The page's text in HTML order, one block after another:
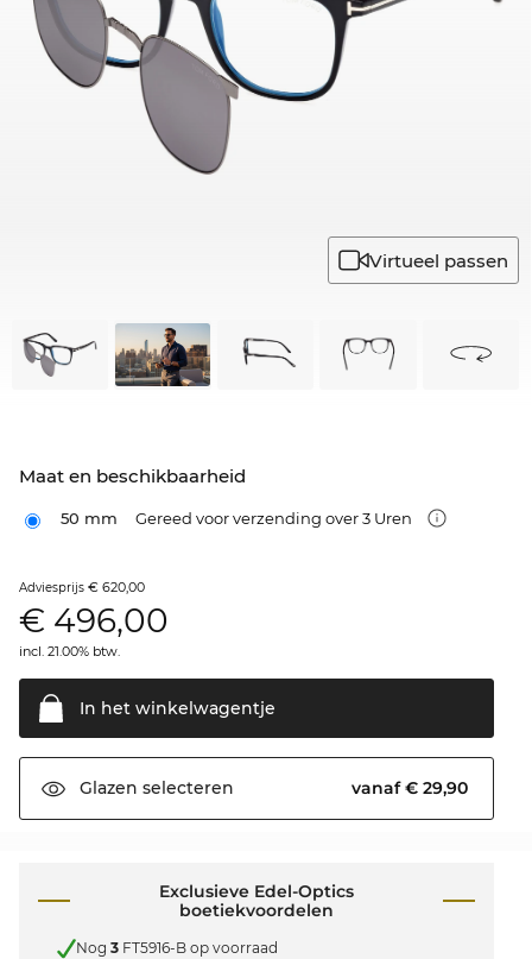
Virtueel passen
Maat en beschikbaarheid
50 mm Gereed voor verzending over 3 Uren
Adviesprijs € 620,00
€ 496,00
incl. 21.00% btw.
In het winkelwagentje
Glazen selecteren vanaf € 29,90
Exclusieve Edel-Optics
boetiekvoordelen
Nog 3 FT5916-B op voorraad